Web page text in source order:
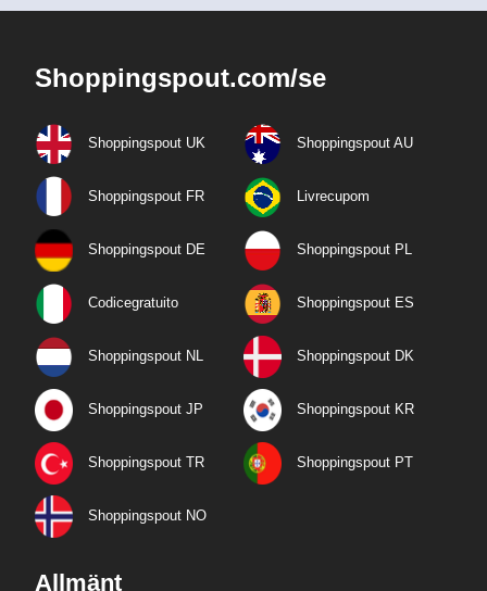
Shoppingspout.com/se
Shoppingspout UK Shoppingspout AU
Shoppingspout FR Livrecupom
Shoppingspout DE Shoppingspout PL
Codicegratuito Shoppingspout ES
Shoppingspout NL Shoppingspout DK
Shoppingspout JP Shoppingspout KR
Shoppingspout TR Shoppingspout PT
Shoppingspout NO
Allmänt